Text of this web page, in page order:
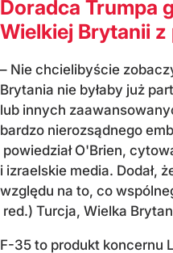
Doradca Trumpa
Wielkiej Brytanii
– Nie chcielibyście
Brytania nie byłaby już
lub innych
bardzo nierozsądnego
powiedział O'Brien,
i izraelskie media. Dodał,
względu na to, co
red.) Turcja, Wielka
F-35 to produkt koncernu